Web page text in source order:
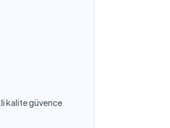
kalite güvence